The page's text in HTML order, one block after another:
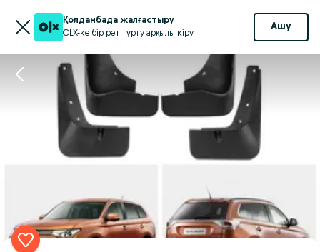
Қолданбада жалғастыру
OLX-ке бір рет түрту арқылы кіру
Ашу